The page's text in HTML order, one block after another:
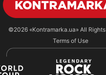
©2026 «Kontramarka.ua»All
Terms of Use